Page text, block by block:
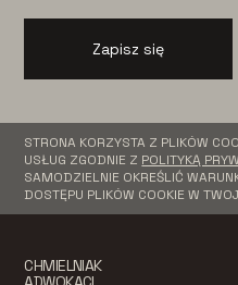
Zapisz się
STRONA KORZYSTA Z PLIKÓW
USŁUG ZGODNIE Z POLITYKĄ
SAMODZIELNIE OKREŚLIĆ
DOSTĘPU PLIKÓW COOKIE W
CHMIELNIAK